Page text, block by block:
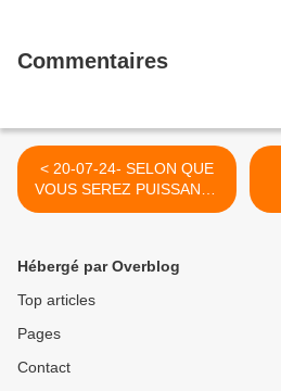
Commentaires
< 20-07-24- SELON QUE
VOUS SEREZ PUISSANTS
OU MISERABLES ... (2007)
Hébergé par Overblog
Top articles
Pages
Contact